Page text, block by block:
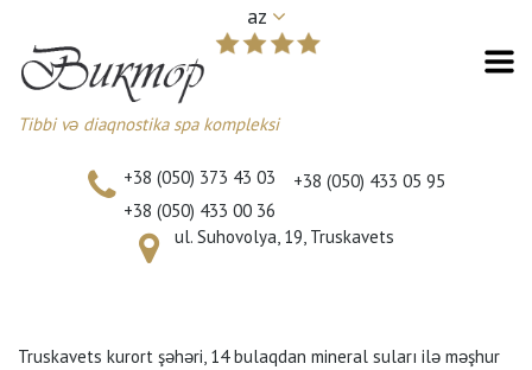
az
Tibbi və diaqnostika spa kompleksi
+38 (050) 373 43 03
+38 (050) 433 00 36
+38 (050) 433 05 95
ul. Suhovolya, 19, Truskavets
Truskavets kurort şəhəri, 14 bulaqdan mineral suları ilə məşhur